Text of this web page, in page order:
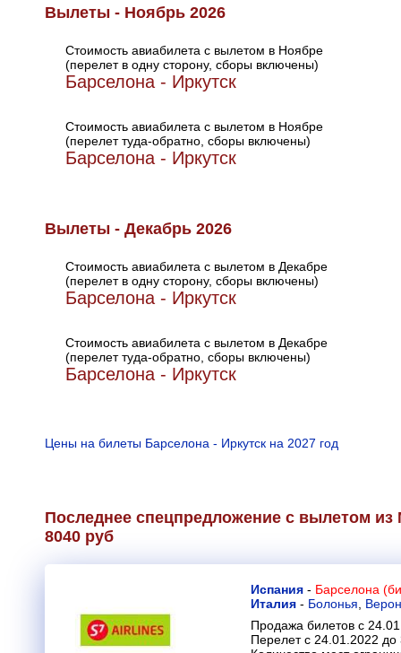
Вылеты - Ноябрь 2026
Стоимость авиабилета с вылетом в Ноябре
(перелет в одну сторону, сборы включены)
Барселона - Иркутск
Стоимость авиабилета с вылетом в Ноябре
(перелет туда-обратно, сборы включены)
Барселона - Иркутск
Вылеты - Декабрь 2026
Стоимость авиабилета с вылетом в Декабре
(перелет в одну сторону, сборы включены)
Барселона - Иркутск
Стоимость авиабилета с вылетом в Декабре
(перелет туда-обратно, сборы включены)
Барселона - Иркутск
Цены на билеты Барселона - Иркутск на 2027 год
Последнее спецпредложение с вылетом
8040 руб
Испания - Барселона
Италия - Болонья
Продажа билетов с
Перелет с 24.01.2022 до